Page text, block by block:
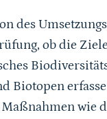
des
ob die
Biotopen
wie